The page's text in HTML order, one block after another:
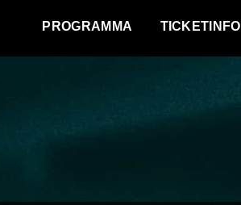
PROGRAMMA TICKETINFO